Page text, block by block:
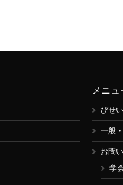
メニュ
びせ
一般
お問
学